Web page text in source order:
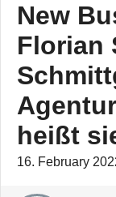
New
Florian
heißt
16. February